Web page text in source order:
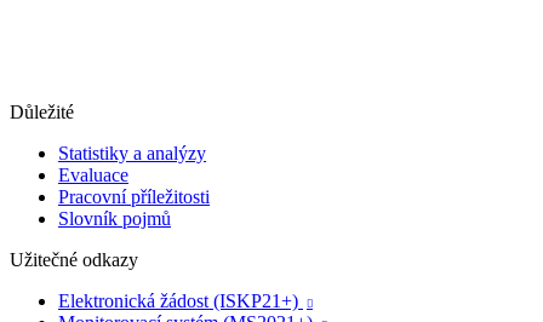
Důležité
Statistiky a analýzy
Evaluace
Pracovní příležitosti
Slovník pojmů
Užitečné odkazy
Elektronická žádost (ISKP21+)
